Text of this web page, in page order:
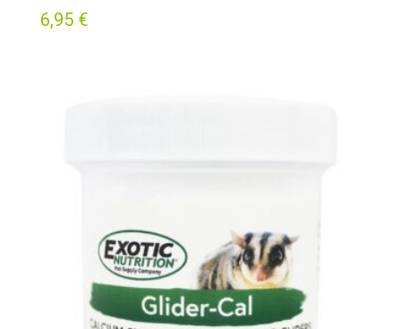
6,95 €